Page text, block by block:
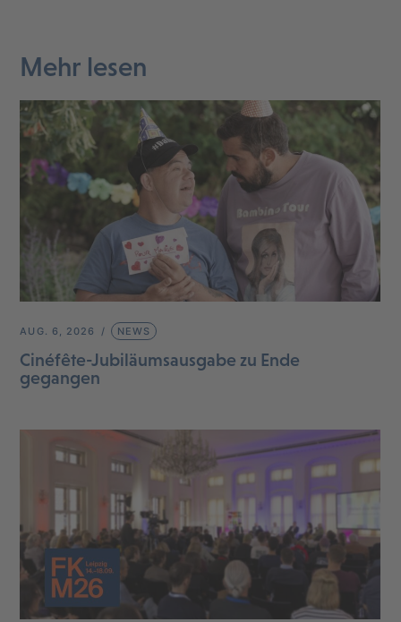
Mehr lesen
AUG. 6, 2026 NEWS
Cinéfête-Jubiläumsausgabe zu Ende
gegangen